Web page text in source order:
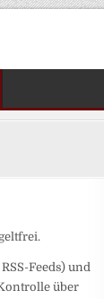
Feeds) und
über